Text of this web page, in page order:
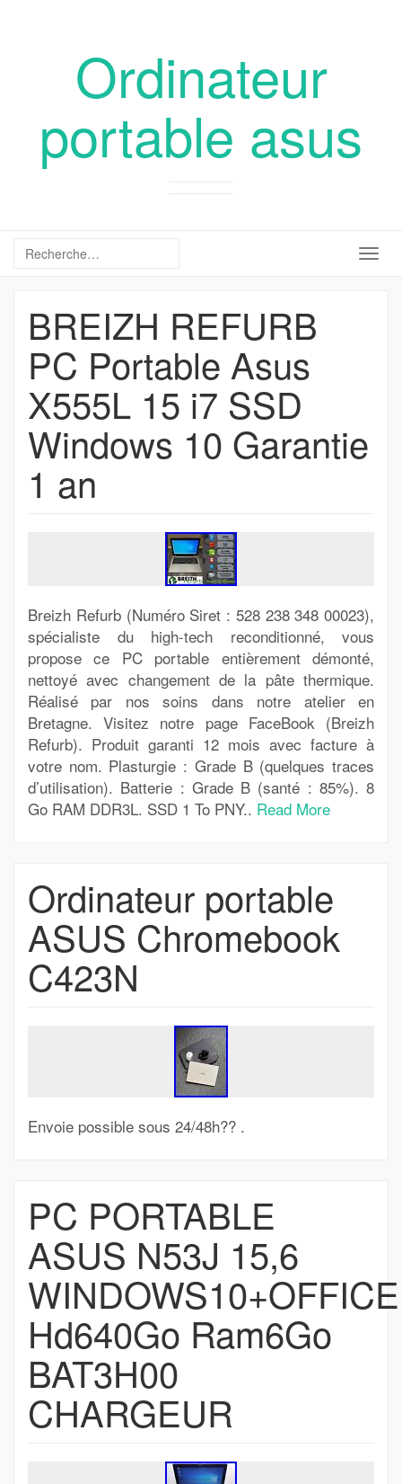
Ordinateur
portable asus
BREIZH REFURB
PC Portable Asus
X555L 15 i7 SSD
Windows 10 Garantie
1 an
Breizh Refurb (Numéro Siret : 528 238 348 00023),
spécialiste du high-tech reconditionné, vous
propose ce PC portable entièrement démonté,
nettoyé avec changement de la pâte thermique.
Réalisé par nos soins dans notre atelier en
Bretagne. Visitez notre page FaceBook (Breizh
Refurb). Produit garanti 12 mois avec facture à
votre nom. Plasturgie : Grade B (quelques traces
d’utilisation). Batterie : Grade B (santé : 85%). 8
Go RAM DDR3L. SSD 1 To PNY.. Read More
Ordinateur portable
ASUS Chromebook
C423N
Envoie possible sous 24/48h?? .
PC PORTABLE
ASUS N53J 15,6
WINDOWS10+OFFICE
Hd640Go Ram6Go
BAT3H00
CHARGEUR